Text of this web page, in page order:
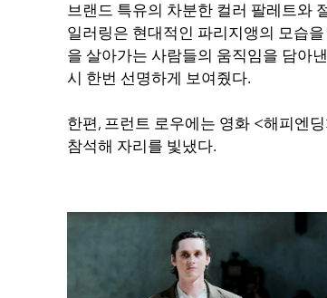
브랜드 특유의 차분한 컬러 팔레트와
일러링은 현대적인 파리지앵의 모습
을 살아가는 사람들의 움직임을 담아
시 한번 선명하게 보여줬다.
한편, 프런트 로우에는 영화 <해피엔
참석해 자리를 빛냈다.